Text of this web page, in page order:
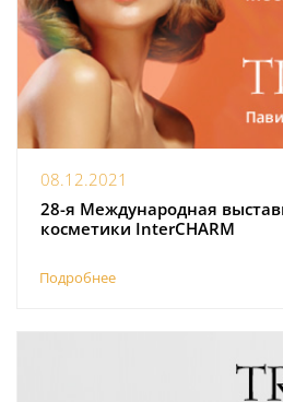
08.12.2021
28-я Международная
косметики InterCHARM
Подробнее